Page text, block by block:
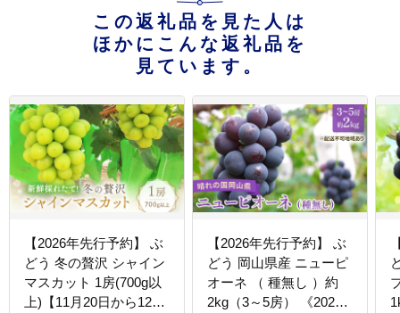
この返礼品を見た人は
ほかにこんな返礼品を
見ています。
【2026年先行予約】 ぶ
どう 冬の贅沢 シャイン
マスカット 1房(700g以
上)【11月20日から12月
【2026年先行予約】 ぶ
どう 岡山県産 ニューピ
オーネ （ 種無し ）約
2kg（3～5房） 《2026